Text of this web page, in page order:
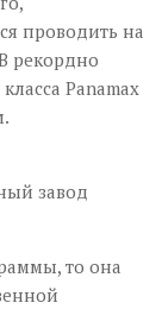
проводить на
рекордно
Panamax
то она